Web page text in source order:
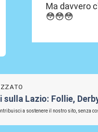
Ma davvero
😳😳😳
Lazio: Follie,
a sostenere il nostro sito, senza